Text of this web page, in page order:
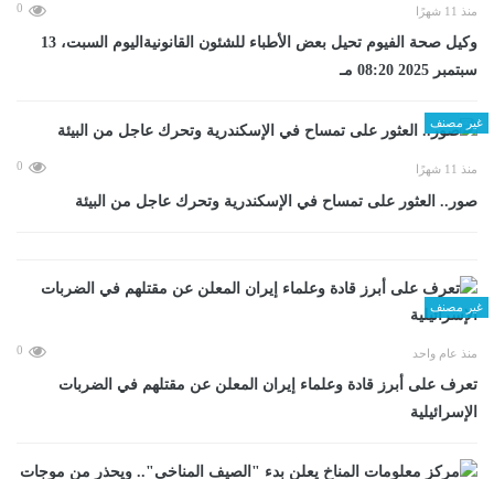
منذ 11 شهرًا 0
وكيل صحة الفيوم تحيل بعض الأطباء للشئون القانونيةاليوم السبت، 13
سبتمبر 2025 08:20 مـ
غير مصنف
منذ 11 شهرًا 0
صور.. العثور على تمساح في الإسكندرية وتحرك عاجل من البيئة
غير مصنف
منذ عام واحد 0
تعرف على أبرز قادة وعلماء إيران المعلن عن مقتلهم في الضربات
الإسرائيلية